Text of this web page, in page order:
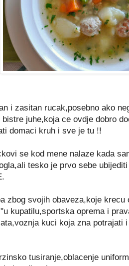
i zasitan rucak,posebno ako
juhe,koja ce ovdje dobro
domaci kruh i sve je tu !!
se kod mene nalaze kada
tesko je prvo sebe
zbog svojih obaveza,koje
kupatilu,sportska oprema i
kuci koja zna potrajati
tusiranje,oblacenje